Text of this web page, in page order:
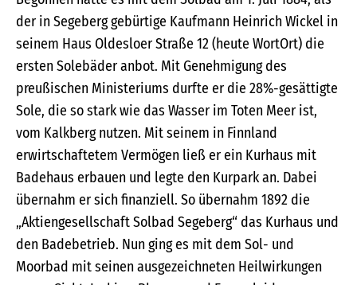
der in Segeberg gebürtige Kaufmann Heinrich Wickel in
seinem Haus Oldesloer Straße 12 (heute WortOrt) die
ersten Solebäder anbot. Mit Genehmigung des
preußischen Ministeriums durfte er die 28%-gesättigte
Sole, die so stark wie das Wasser im Toten Meer ist,
vom Kalkberg nutzen. Mit seinem in Finnland
erwirtschaftetem Vermögen ließ er ein Kurhaus mit
Badehaus erbauen und legte den Kurpark an. Dabei
übernahm er sich finanziell. So übernahm 1892 die
„Aktiengesellschaft Solbad Segeberg“ das Kurhaus und
den Badebetrieb. Nun ging es mit dem Sol- und
Moorbad mit seinen ausgezeichneten Heilwirkungen